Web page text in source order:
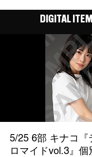
DIGITAL
5/25 6部 キナコ『
ロマイドvol.3』